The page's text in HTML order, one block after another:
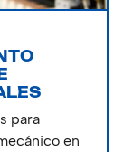
para
en